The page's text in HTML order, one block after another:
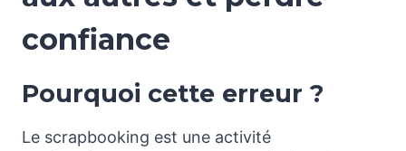
confiance
Pourquoi cette erreur ?
Le scrapbooking est une activité